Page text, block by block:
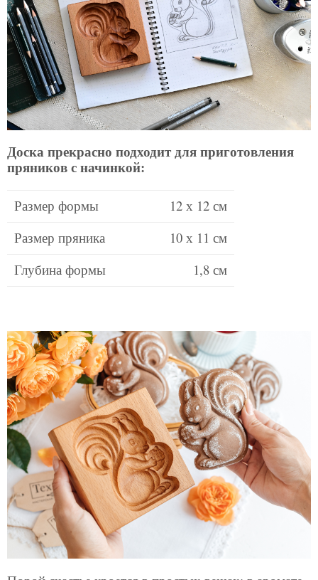
Доска прекрасно подходит для приготовления
пряников с начинкой:
Размер формы
12 х 12 см
Размер пряника
10 х 11 см
Глубина формы
1,8 см